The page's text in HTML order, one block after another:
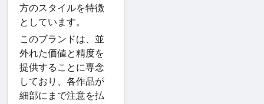
方のスタイルを特徴
としています。
このブランドは、並
外れた価値と精度を
提供することに専念
しており、各作品が
細部にまで注意を払